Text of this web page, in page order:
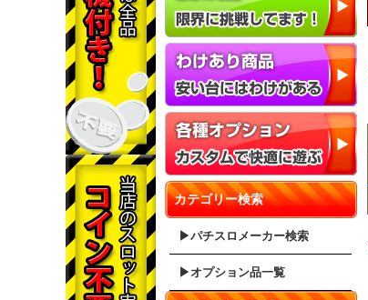
カテゴリー検索
▶パチスロメーカー検索
▶オプション品一覧